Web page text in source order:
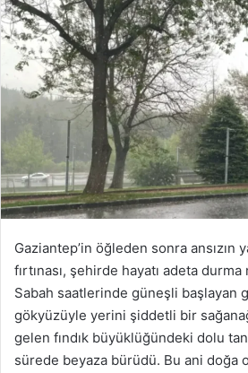
Gaziantep’in öğleden sonra ansızın
fırtınası, şehirde hayatı adeta
Sabah saatlerinde güneşli başlayan
gökyüzüyle yerini şiddetli bir
gelen fındık büyüklüğündeki dolu
sürede beyaza bürüdü. Bu ani doğa